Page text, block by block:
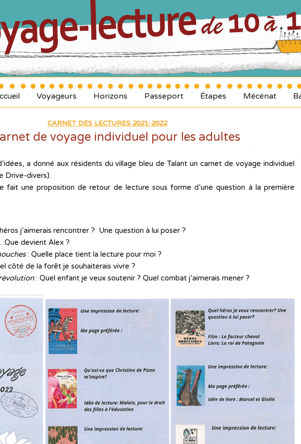
Voyageurs Horizons Passeport Étapes Mécénat
CARNET DES LECTURES 2021-2022
de voyage individuel pour les adultes
a donné aux résidents du village bleu de Talant un carnet de voyage individuel
Drive-divers).
fait une proposition de retour de lecture sous forme d’une question à la première
j’aimerais rencontrer ? Une question à lui poser ?
devient Alex ?
: Quelle place tient la lecture pour moi ?
côté de la forêt je souhaiterais vivre ?
: Quel enfant je veux soutenir ? Quel combat j’aimerais mener ?